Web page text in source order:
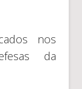
nos
da